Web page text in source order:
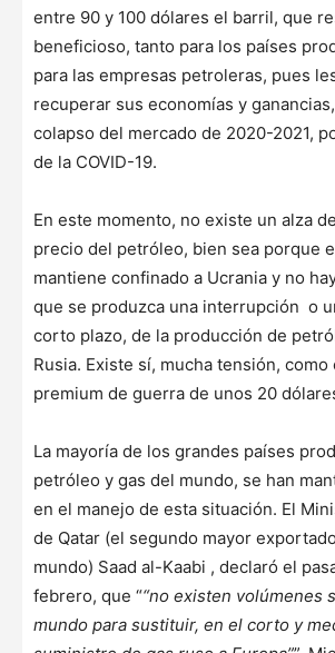
entre 90 y 100 dólares el barril, que
beneficioso, tanto para los países
para las empresas petroleras, pues
recuperar sus economías y
colapso del mercado de 2020-2021,
de la COVID-19.
En este momento, no existe un alza
precio del petróleo, bien sea porque
mantiene confinado a Ucrania y no
que se produzca una interrupción o
corto plazo, de la producción de
Rusia. Existe sí, mucha tensión, como
premium de guerra de unos 20
La mayoría de los grandes países
petróleo y gas del mundo, se han
en el manejo de esta situación. El
de Qatar (el segundo mayor
mundo) Saad al-Kaabi , declaró el
febrero, que ““no existen volúmenes
mundo para sustituir, en el corto y